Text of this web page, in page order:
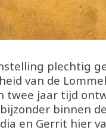
plechtig
van de
twee jaar tijd
binnen
en Gerrit hier